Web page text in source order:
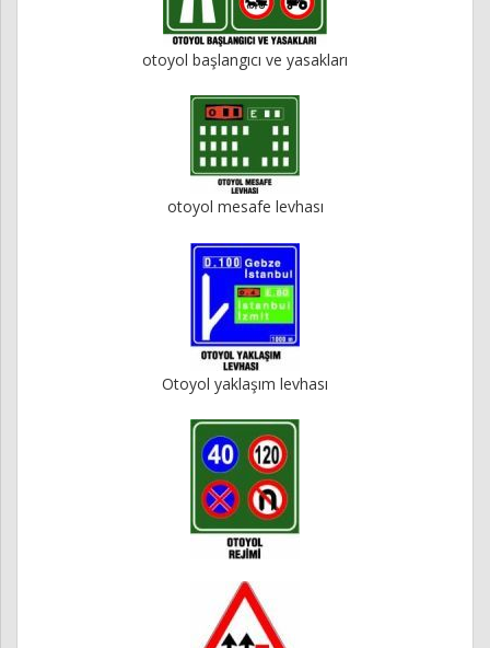
otoyol başlangıcı ve yasakları
otoyol mesafe levhası
Otoyol yaklaşım levhası